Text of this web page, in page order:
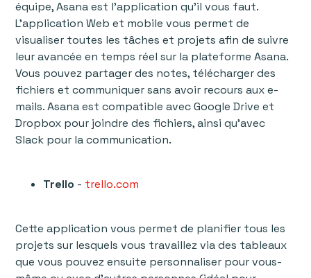
équipe, Asana est l’application qu’il vous faut.
L'application Web et mobile vous permet de
visualiser toutes les tâches et projets afin de suivre
leur avancée en temps réel sur la plateforme Asana.
Vous pouvez partager des notes, télécharger des
fichiers et communiquer sans avoir recours aux e-
mails. Asana est compatible avec Google Drive et
Dropbox pour joindre des fichiers, ainsi qu'avec
Slack pour la communication.
Trello - trello.com
Cette application vous permet de planifier tous les
projets sur lesquels vous travaillez via des tableaux
que vous pouvez ensuite personnaliser pour vous-